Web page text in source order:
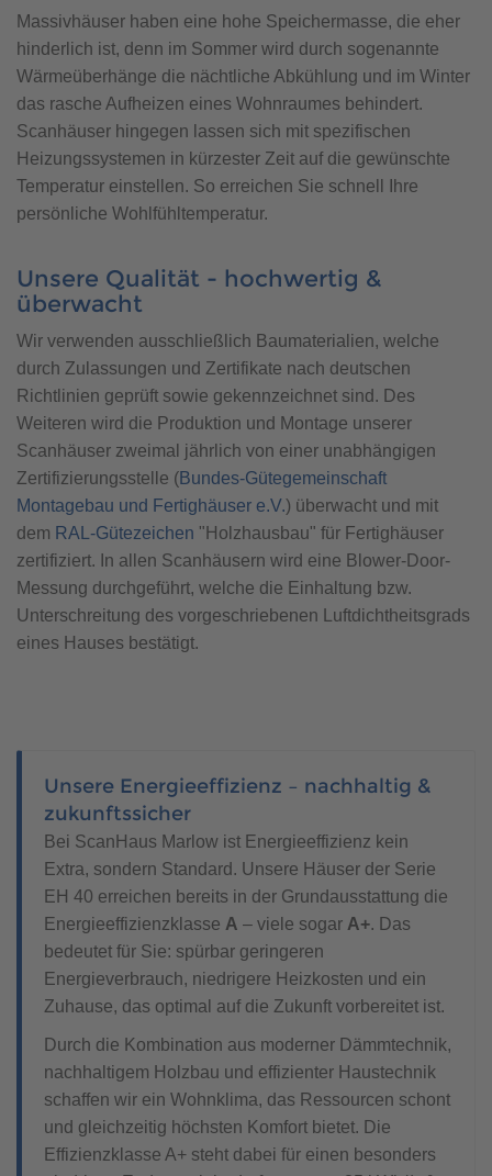
Massivhäuser haben eine hohe Speichermasse, die eher
hinderlich ist, denn im Sommer wird durch sogenannte
Wärmeüberhänge die nächtliche Abkühlung und im Winter
das rasche Aufheizen eines Wohnraumes behindert.
Scanhäuser hingegen lassen sich mit spezifischen
Heizungssystemen in kürzester Zeit auf die gewünschte
Temperatur einstellen. So erreichen Sie schnell Ihre
persönliche Wohlfühltemperatur.
Unsere Qualität - hochwertig &
überwacht
Wir verwenden ausschließlich Baumaterialien, welche
durch Zulassungen und Zertifikate nach deutschen
Richtlinien geprüft sowie gekennzeichnet sind. Des
Weiteren wird die Produktion und Montage unserer
Scanhäuser zweimal jährlich von einer unabhängigen
Zertifizierungsstelle (Bundes-Gütegemeinschaft
Montagebau und Fertighäuser e.V.) überwacht und mit
dem RAL-Gütezeichen "Holzhausbau" für Fertighäuser
zertifiziert. In allen Scanhäusern wird eine Blower-Door-
Messung durchgeführt, welche die Einhaltung bzw.
Unterschreitung des vorgeschriebenen Luftdichtheitsgrads
eines Hauses bestätigt.
Unsere Energieeffizienz – nachhaltig &
zukunftssicher
Bei ScanHaus Marlow ist Energieeffizienz kein
Extra, sondern Standard. Unsere Häuser der Serie
EH 40 erreichen bereits in der Grundausstattung die
Energieeffizienzklasse A – viele sogar A+. Das
bedeutet für Sie: spürbar geringeren
Energieverbrauch, niedrigere Heizkosten und ein
Zuhause, das optimal auf die Zukunft vorbereitet ist.
Durch die Kombination aus moderner Dämmtechnik,
nachhaltigem Holzbau und effizienter Haustechnik
schaffen wir ein Wohnklima, das Ressourcen schont
und gleichzeitig höchsten Komfort bietet. Die
Effizienzklasse A+ steht dabei für einen besonders